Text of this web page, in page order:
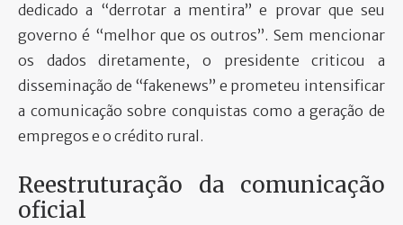
dedicado a “derrotar a mentira” e provar que seu
governo é “melhor que os outros”. Sem mencionar
os dados diretamente, o presidente criticou a
disseminação de “fakenews” e prometeu intensificar
a comunicação sobre conquistas como a geração de
empregos e o crédito rural.
Reestruturação da comunicação
oficial